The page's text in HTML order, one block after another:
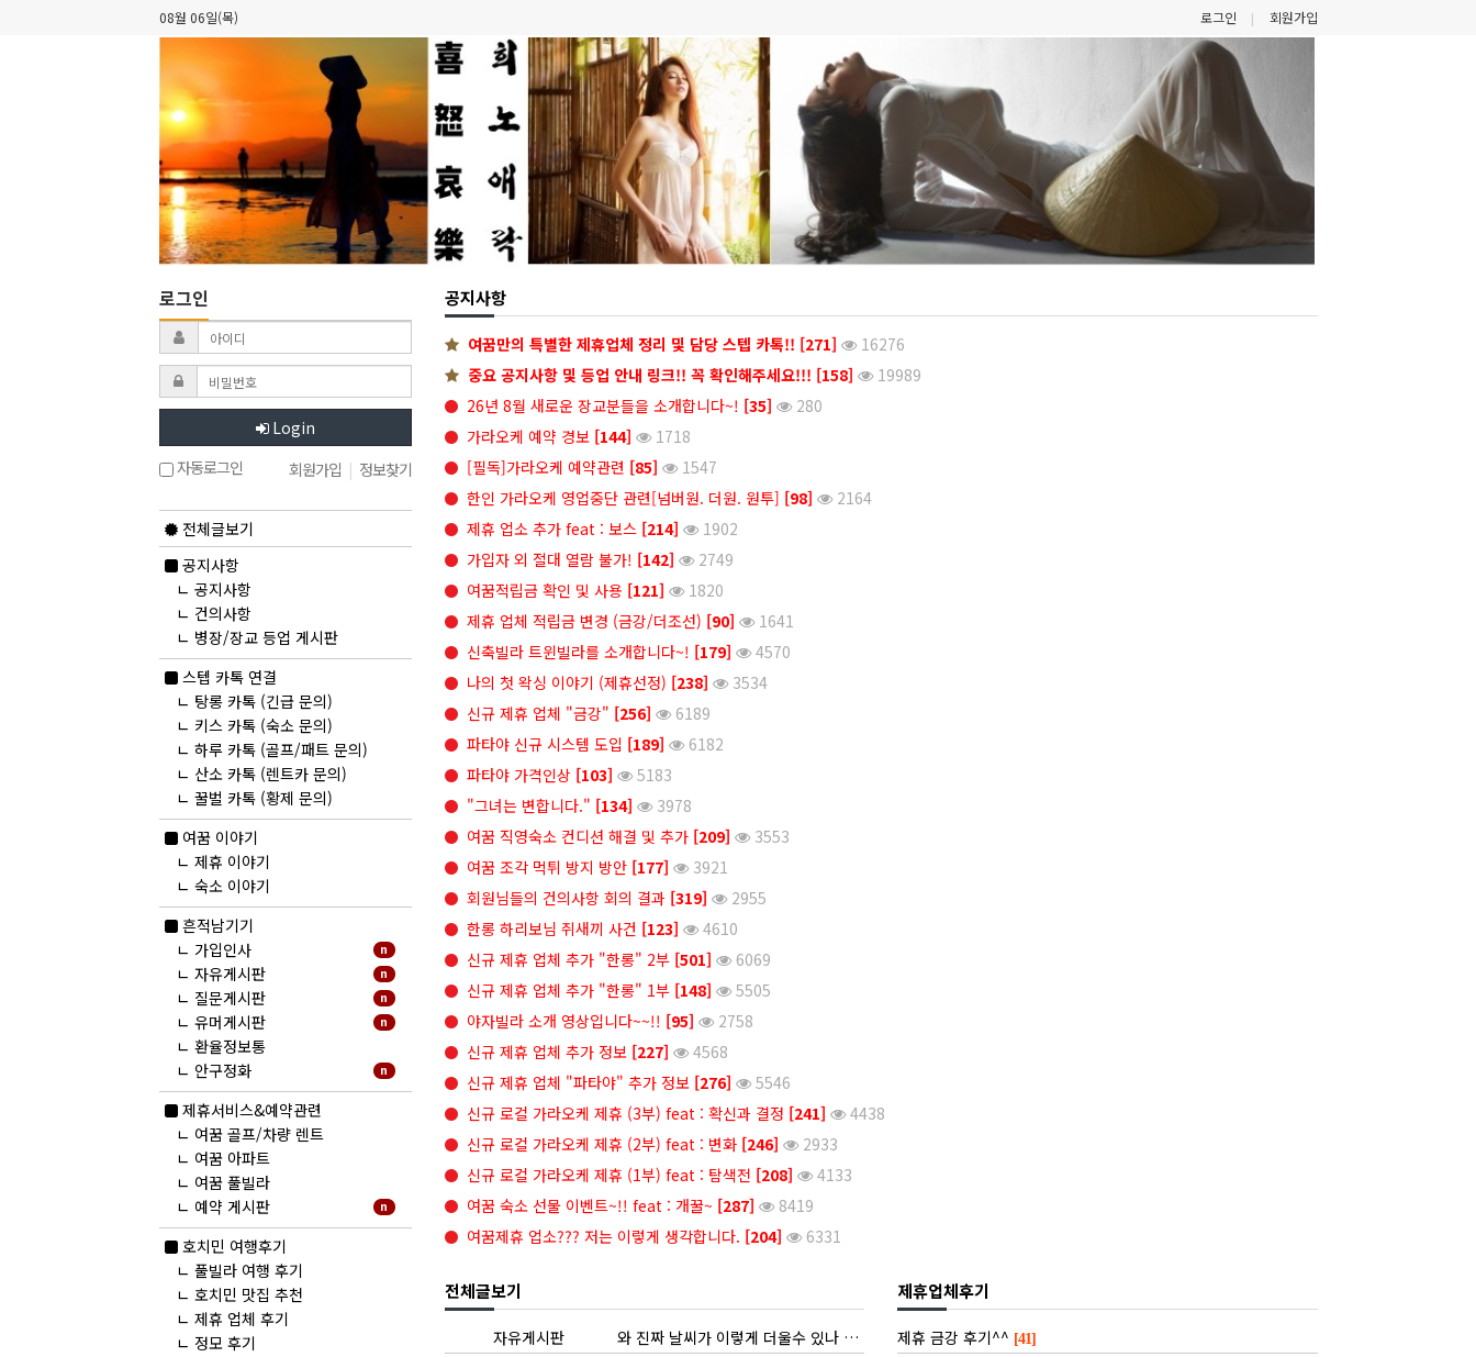
08월 06일(목) 로그인 회원가입
공지사항
여꿈만의 특별한 제휴업체 정리 및 담당 스텝 카톡!! [271]
16276
중요 공지사항 및 등업 안내 링크!! 꼭 확인해주세요!!! [158]
19989
26년 8월 새로운 장교분들을 소개합니다~! [35]
280
가라오케 예약 경보 [144]
1718
[필독]가라오케 예약관련 [85]
1547
한인 가라오케 영업중단 관련[넘버원. 더원. 원투] [98]
2164
제휴 업소 추가 feat : 보스 [214]
1902
가입자 외 절대 열람 불가! [142]
2749
여꿈적립금 확인 및 사용 [121]
1820
제휴 업체 적립금 변경 (금강/더조선) [90]
1641
신축빌라 트윈빌라를 소개합니다~! [179]
4570
나의 첫 왁싱 이야기 (제휴선정) [238]
3534
신규 제휴 업체 "금강" [256]
6189
파타야 신규 시스템 도입 [189]
6182
파타야 가격인상 [103]
5183
"그녀는 변합니다." [134]
3978
여꿈 직영숙소 컨디션 해결 및 추가 [209]
3553
여꿈 조각 먹튀 방지 방안 [177]
3921
회원님들의 건의사항 회의 결과 [319]
2955
한롱 하리보님 쥐새끼 사건 [123]
4610
신규 제휴 업체 추가 "한롱" 2부 [501]
6069
신규 제휴 업체 추가 "한롱" 1부 [148]
5505
야자빌라 소개 영상입니다~~!! [95]
2758
신규 제휴 업체 추가 정보 [227]
4568
신규 제휴 업체 "파타야" 추가 정보 [276]
5546
신규 로컬 가라오케 제휴 (3부) feat : 확신과 결정 [241]
4438
신규 로컬 가라오케 제휴 (2부) feat : 변화 [246]
2933
신규 로컬 가라오케 제휴 (1부) feat : 탐색전 [208]
4133
여꿈 숙소 선물 이벤트~!! feat : 개꿀~ [287]
8419
여꿈제휴 업소??? 저는 이렇게 생각합니다. [204] 6331
전체글보기
자유게시판 와 진짜 날씨가 이렇게 더울수 있나 싶습니다 ㅋㅋㅋㅋㅋ [1]
제휴업체후기
제휴 금강 후기^^ [41]
로그인
Login
자동로그인
회원가입 | 정보찾기
전체글보기
공지사항
ㄴ 공지사항
ㄴ 건의사항
ㄴ 병장/장교 등업 게시판
스텝 카톡 연결
ㄴ 탕롱 카톡 (긴급 문의)
ㄴ 키스 카톡 (숙소 문의)
ㄴ 하루 카톡 (골프/패트 문의)
ㄴ 산소 카톡 (렌트카 문의)
ㄴ 꿀벌 카톡 (황제 문의)
여꿈 이야기
ㄴ 제휴 이야기
ㄴ 숙소 이야기
흔적남기기
n
ㄴ 가입인사
n
ㄴ 자유게시판
n
ㄴ 질문게시판
n
ㄴ 유머게시판
ㄴ 환율정보통
n
ㄴ 안구정화
제휴서비스&예약관련
ㄴ 여꿈 골프/차량 렌트
ㄴ 여꿈 아파트
ㄴ 여꿈 풀빌라
n
ㄴ 예약 게시판
호치민 여행후기
ㄴ 풀빌라 여행 후기
ㄴ 호치민 맛집 추천
ㄴ 제휴 업체 후기
ㄴ 정모 후기